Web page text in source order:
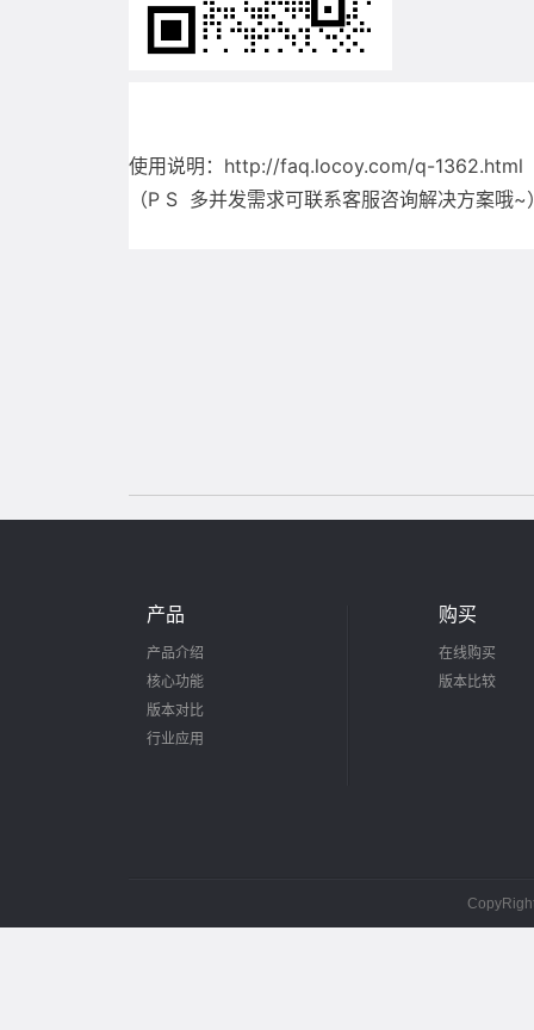
使用说明：http://faq.locoy.com/q-1362.html
（P S 多并发需求可联系客服咨询解决方案哦~
产品
产品介绍
核心功能
版本对比
行业应用
购买
在线购买
版本比较